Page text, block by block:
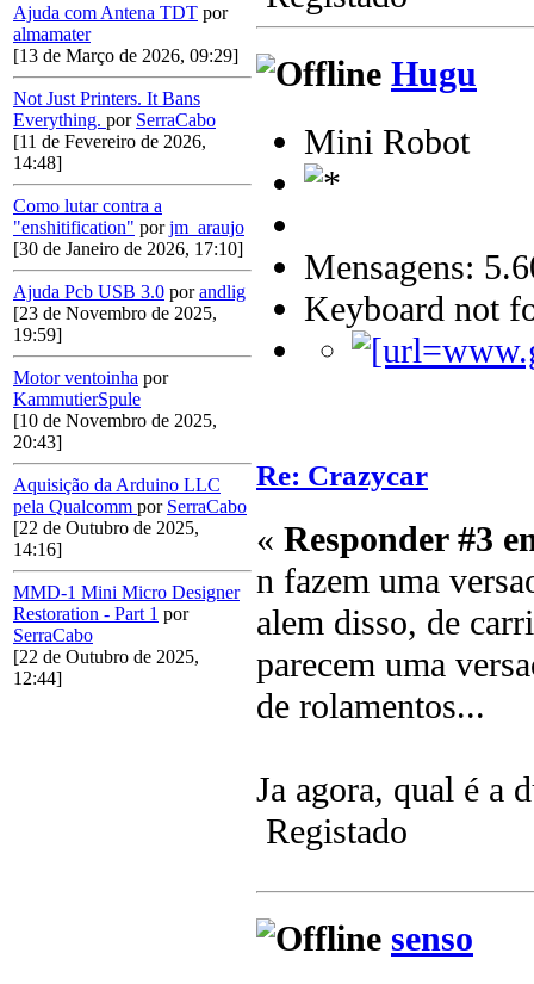
Ajuda com Antena TDT por
almamater
[13 de Março de 2026, 09:29]
Not Just Printers. It Bans
Everything. por SerraCabo
[11 de Fevereiro de 2026,
14:48]
Como lutar contra a
"enshitification" porjm_araujo
[30 de Janeiro de 2026, 17:10]
Ajuda Pcb USB 3.0 porandlig
[23 de Novembro de 2025,
19:59]
Motor ventoinha por
KammutierSpule
[10 de Novembro de 2025,
20:43]
Aquisição da Arduino LLC
pela Qualcomm por SerraCabo
[22 de Outubro de 2025,
14:16]
MMD-1 Mini Micro Designer
Restoration - Part 1 por
SerraCabo
[22 de Outubro de 2025,
12:44]
Hugu
Mini Robot
Mensagens:
Keyboard not
Re: Crazycar
« Responder #3
n fazem uma
alem disso, de
parecem uma
de rolamentos...
Ja agora, qual é a
Registado
senso